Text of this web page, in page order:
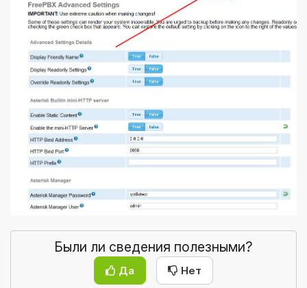
Были ли сведения полезными?
Да Нет